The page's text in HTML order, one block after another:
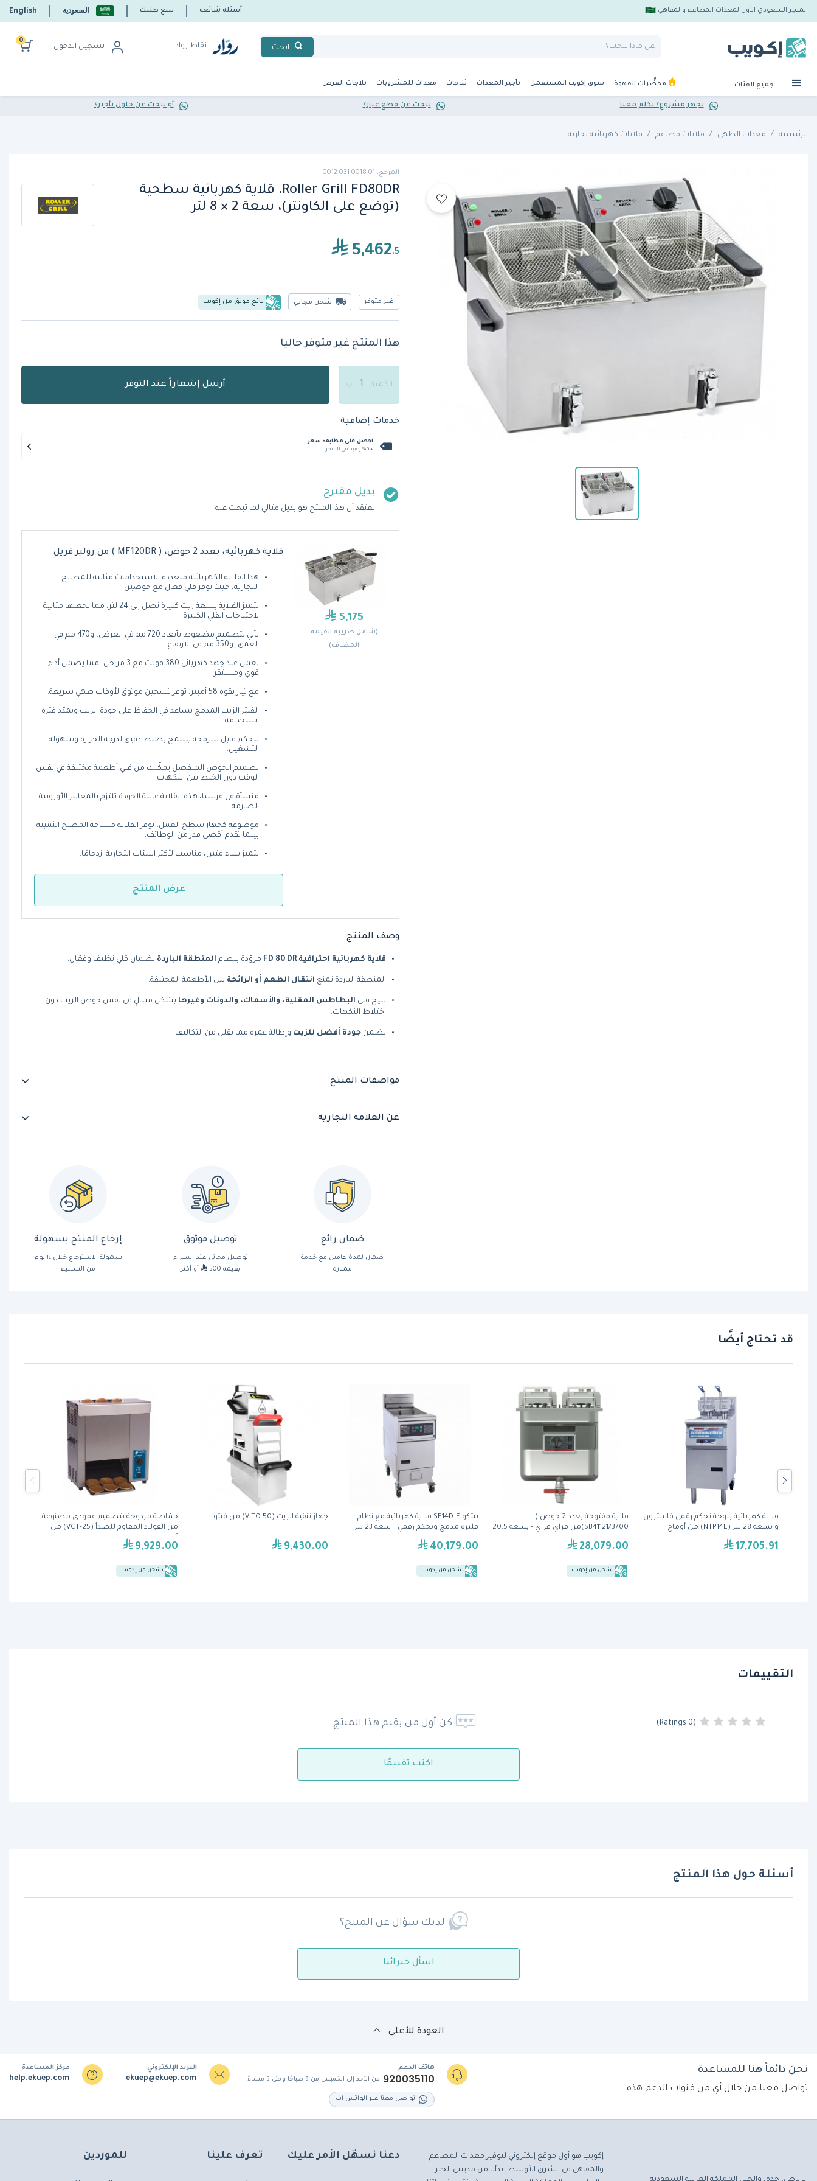
المتجر السعودي الأول لمعدات المطاعم والمقاهي أسئلة شائعة تتبع طلبك السعودية English
ابحث نقاط رواد تسجيل الدخول
0
جميع الفئات محضِّرات القهوة سوق إكويب المستعمل تأجير المعدات ثلاجات معدات للمشروبات ثلاجات العرض
تجهز مشروع؟ تكلم معنا تبحث عن قطع غيار؟ أو تبحث عن حلول تأجير؟
الرئيسية معدات الطهي قلايات مطاعم قلايات كهربائية تجارية
المرجع: 01-0018-031-0012
Roller Grill FD80DR، قلاية كهربائية سطحية
(توضع على الكاونتر)، سعة 2 × 8 لتر
5,462.5
غير متوفر شحن مجاني بائع موثق من إكويب
هذا المنتج غير متوفر حاليا
الكمية أرسل إشعاراً عند التوفر
خدمات إضافية
احصل على مطابقة سعر
+ %5 رصيد في المتجر
بديل مقترح
نعتقد أن هذا المنتج هو بديل مثالي لما تبحث عنه
5,175
(شامل ضريبة القيمة
المضافة)
قلاية كهربائية، بعدد 2 حوض، ( MF120DR ) من رولير قريل
هذا القلاية الكهربائية متعددة الاستخدامات مثالية للمطابخ
التجارية، حيث توفر قلي فعال مع حوضين.
تتميز القلاية بسعة زيت كبيرة تصل إلى 24 لتر، مما يجعلها مثالية
لاحتياجات القلي الكبيرة.
تأتي بتصميم مضغوط بأبعاد 720 مم في العرض، و470 مم في
العمق، و350 مم في الارتفاع.
تعمل عند جهد كهربائي 380 فولت مع 3 مراحل، مما يضمن أداء
قوي ومستقر.
مع تيار بقوة 58 أمبير، توفر تسخين موثوق لأوقات طهي سريعة.
الفلتر الزيت المدمج يساعد في الحفاظ على جودة الزيت ويمدّد فترة
استخدامه.
تتحكم قابل للبرمجة يسمح بضبط دقيق لدرجة الحرارة وسهولة
التشغيل.
تصميم الحوض المنفصل يمكّنك من قلي أطعمة مختلفة في نفس
الوقت دون الخلط بين النكهات.
منشأة في فرنسا، هذه القلاية عالية الجودة تلتزم بالمعايير الأوروبية
الصارمة.
موضوعة كجهاز سطح العمل، توفر القلاية مساحة المطبخ الثمينة
بينما تقدم أقصى قدر من الوظائف.
تتميز ببناء متين، مناسب لأكثر البيئات التجارية ازدحامًا.
عرض المنتج
وصف المنتج
قلاية كهربائية احترافية FD 80 DR مزوّدة بنظام المنطقة الباردة لضمان قلي نظيف وفعّال.
المنطقة الباردة تمنع انتقال الطعم أو الرائحة بين الأطعمة المختلفة.
تتيح قلي البطاطس المقلية، والأسماك، والدونات وغيرها بشكل متتالٍ في نفس حوض الزيت دون
اختلاط النكهات.
تضمن جودة أفضل للزيت وإطالة عمره مما يقلل من التكاليف.
مواصفات المنتج
عن العلامة التجارية
ضمان رائع
ضمان لمدة عامين مع خدمة
ممتازة
توصيل موثوق
توصيل مجاني عند الشراء
بقيمة 500
أو أكثر
إرجاع المنتج بسهولة
سهولة الاسترجاع خلال ١٤ يوم
من التسليم
قد تحتاج أيضًا
حمّاصة مزدوجة بتصميم عمودي مصنوعة
من الفولاذ المقاوم للصدأ (VCT-25) من
9,929.00
يشحن من إكويب
جهاز تنقية الزيت (VITO 50) من فيتو
9,430.00
بيتكو SE14D-F قلاية كهربائية مع نظام
فلترة مدمج وتحكم رقمي – سعة 23 لتر
40,179.00
يشحن من إكويب
قلاية مفتوحة بعدد 2 حوض (
SB41121/B700)من فراي فراي - بسعة 20.5
28,079.00
يشحن من إكويب
قلاية كهربائية بلوحة تحكم رقمي فاسترون
و بسعة 28 لتر (NTP14E) من أوماج
17,705.91
التقييمات
(0 Ratings) كن أول من يقيم هذا المنتج
اكتب تقييمًا
أسئلة حول هذا المنتج
لديك سؤال عن المنتج؟
اسأل خبرائنا
العودة للأعلى
نحن دائماً هنا للمساعدة
تواصل معنا من خلال أي من قنوات الدعم هذه
هاتف الدعم
920035110 من الأحد إلى الخميس من 9 صباحًا وحتى 5 مساءً
تواصل معنا عبر الواتس اب
البريد الإلكتروني
ekuep@ekuep.com
مركز المساعدة
help.ekuep.com
إكويب هو أول موقع إلكتروني لتوفير معدات المطاعم
والمقاهي في الشرق الأوسط. بدأنا من مدينتي الخبر
دعنا نسهّل الأمر عليك تعرف علينا للموردين